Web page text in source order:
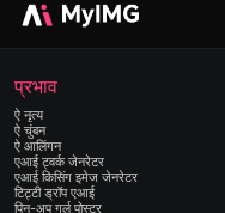
प्रभाव
ऐ नृत्य
ऐ चुंबन
ऐ आलिंगन
एआई ट्वर्क जेनरेटर
एआई किसिंग इमेज जेनरेटर
टिट्टी ड्रॉप एआई
पिन-अप गर्ल पोस्टर